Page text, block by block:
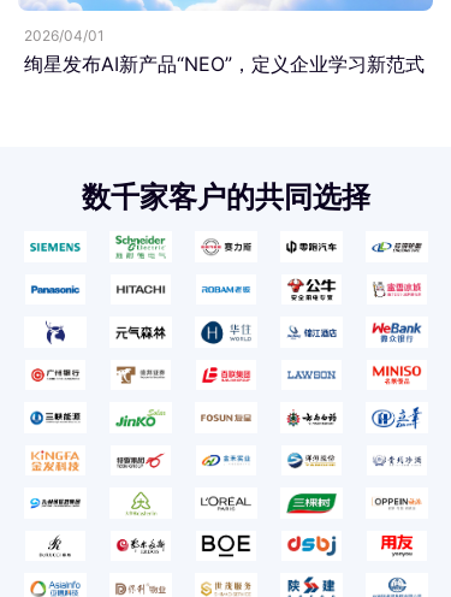
绚星发布AI新产品“NEO”，定义企业学习新范式
2026/04/01
数千家客户的共同选择